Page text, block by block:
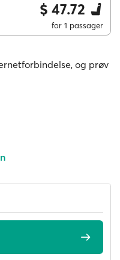
$ 47.72
for 1 passager
og prøv